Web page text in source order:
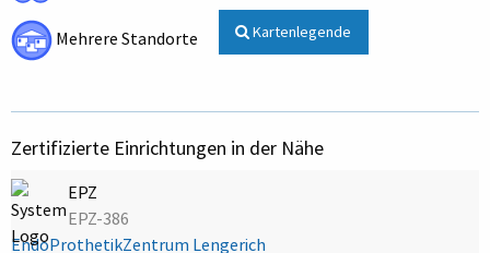
Mehrere Standorte Kartenlegende
Zertifizierte Einrichtungen in der Nähe
EPZ
EPZ-386
EndoProthetikZentrum Lengerich